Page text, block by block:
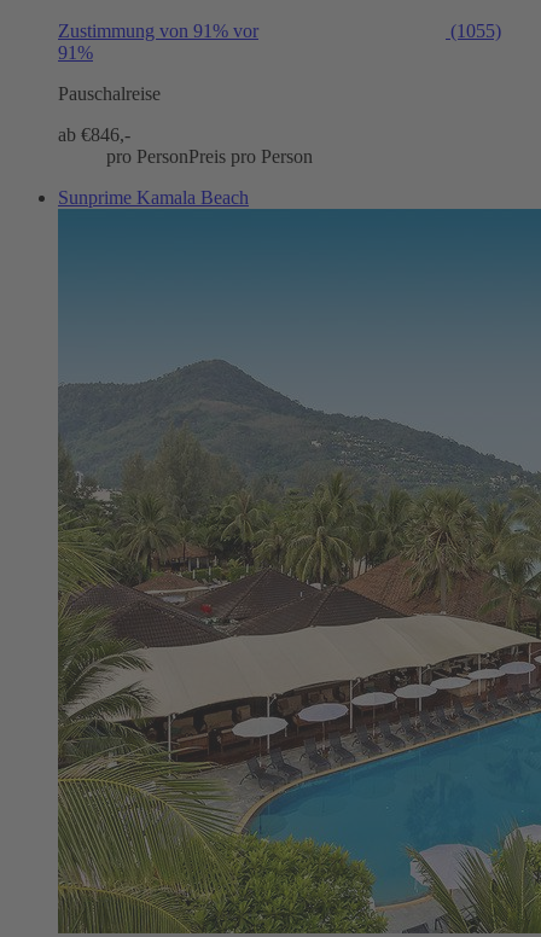
Zustimmung von 91% vor
(1055)
91%
Pauschalreise
ab €846,-
pro PersonPreis pro Person
Sunprime Kamala Beach